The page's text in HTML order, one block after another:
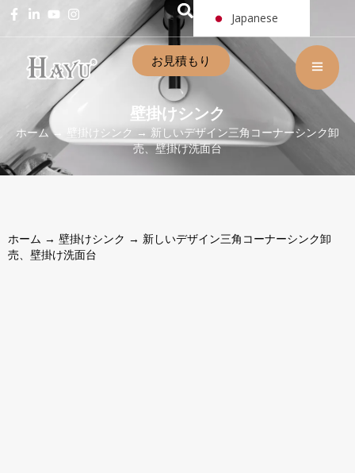
Japanese
お見積もり
壁掛けシンク
ホーム → 壁掛けシンク
→ 新しいデザイン三角コーナーシンク卸
売、壁掛け洗面台
ホーム → 壁掛けシンク → 新しいデザイン三角コーナーシンク卸
売、壁掛け洗面台